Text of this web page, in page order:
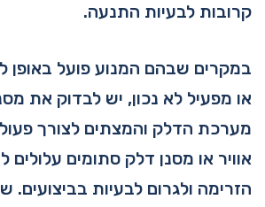
קרובות לבעיות התנעה.
במקרים שבהם המנוע פועל באופן
או מפעיל לא נכון, יש לבדוק את
מערכת הדלק והמצתים לצורך
אוויר או מסנן דלק סתומים עלולים
הזרימה ולגרום לבעיות בביצועים.